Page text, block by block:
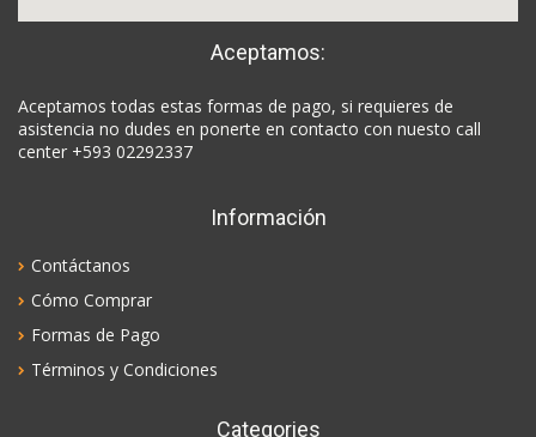
Aceptamos:
Aceptamos todas estas formas de pago, si requieres de
asistencia no dudes en ponerte en contacto con nuesto call
center +593 02292337
Información
Contáctanos
Cómo Comprar
Formas de Pago
Términos y Condiciones
Categories